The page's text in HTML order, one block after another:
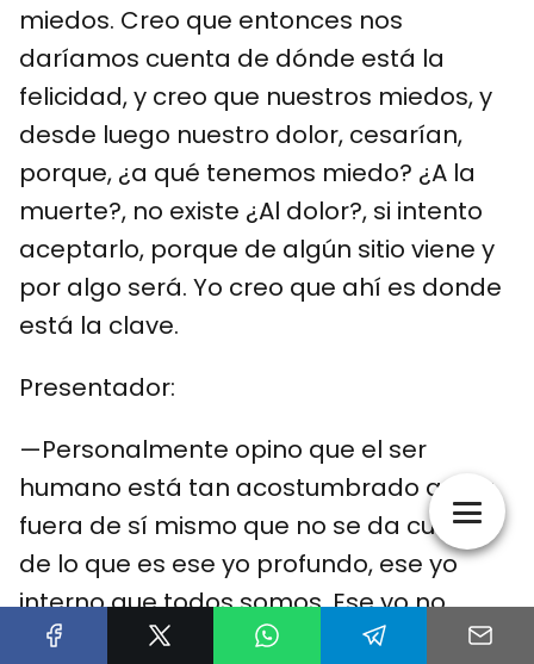
miedos. Creo que entonces nos
daríamos cuenta de dónde está la
felicidad, y creo que nuestros miedos, y
desde luego nuestro dolor, cesarían,
porque, ¿a qué tenemos miedo? ¿A la
muerte?, no existe ¿Al dolor?, si intento
aceptarlo, porque de algún sitio viene y
por algo será. Yo creo que ahí es donde
está la clave.
Presentador:
—Personalmente opino que el ser
humano está tan acostumbrado a vivir
fuera de sí mismo que no se da cuenta
de lo que es ese yo profundo, ese yo
interno que todos somos. Ese yo no
puede sufrir, ese yo está alegre